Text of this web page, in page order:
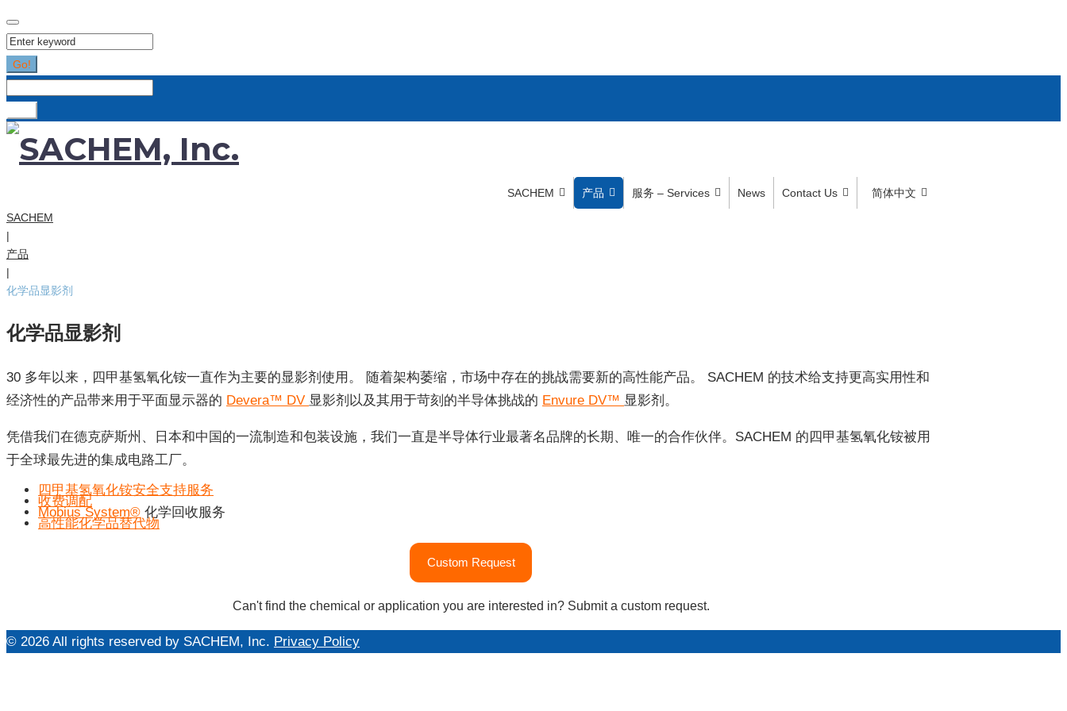
Search
for:
Go!
SACHEM 产品 服务 – Services News Contact Us
简体中文
SACHEM
|
产品
|
化学品显影剂
化学品显影剂
30 多年以来，四甲基氢氧化铵一直作为主要的显影剂使用。 随着架构萎缩，市场中存在的挑战需要新的高性能产品。 SACHEM 的技术给支持更高实用性和
经济性的产品带来用于平面显示器的 Devera™ DV 显影剂以及其用于苛刻的半导体挑战的 Envure DV™ 显影剂。
凭借我们在德克萨斯州、日本和中国的一流制造和包装设施，我们一直是半导体行业最著名品牌的长期、唯一的合作伙伴。SACHEM 的四甲基氢氧化铵被用
于全球最先进的集成电路工厂。
四甲基氢氧化铵安全支持服务
收费调配
Mobius System® 化学回收服务
高性能化学品替代物
影
Custom Request
Can't find the chemical or application you are interested in? Submit a custom request.
© 2026 All rights reserved by SACHEM, Inc. Privacy Policy